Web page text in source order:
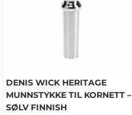
DENIS WICK HERITAGE
MUNNSTYKKE TIL KORNETT –
SØLV FINNISH